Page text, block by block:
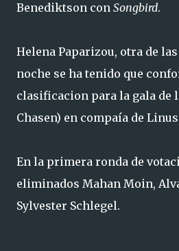
Benediktson con Songbird.
Helena Paparizou, otra de
noche se ha tenido que
clasificacion para la gala de
Chasen) en compaía de
En la primera ronda de
eliminados Mahan Moin,
Sylvester Schlegel.